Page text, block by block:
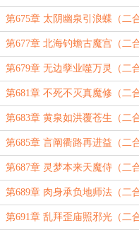
求订！）
第675章 太阴幽泉引浪蝶（二
求订！）
第677章 北海钓蟾古魔宫（二
求订！）
第679章 无边孽业噬万灵（二
求订！）
第681章 不死不灭真魔修（二
求订！）
第683章 黄泉如洪覆苍生（二
求订！）
第685章 言阐衢路再进益（二
求订！）
第687章 灵梦本来天魔侍（二
求订！）
第689章 肉身承负地师法（二
求订！）
第691章 乱拜歪庙照邪光（二